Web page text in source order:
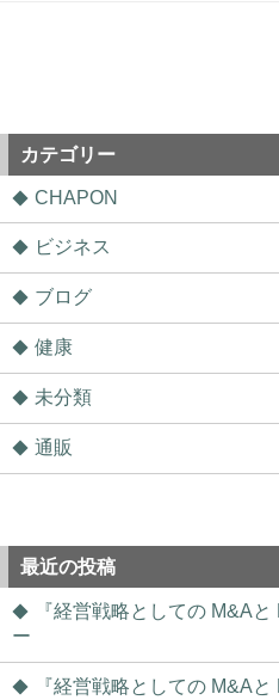
カテゴリー
CHAPON
ビジネス
ブログ
健康
未分類
通販
最近の投稿
『経営戦略としての M&A
ー
『経営戦略としての M&A